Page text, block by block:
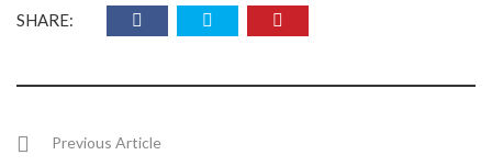
SHARE:
Previous Article